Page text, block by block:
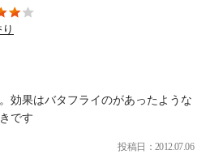
効果はバタフライのがあったような
です
投稿日：2012.07.06